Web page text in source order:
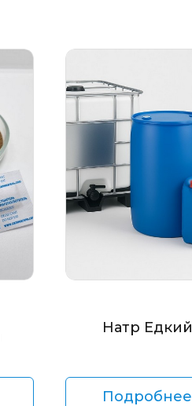
Натр Едкий
Подробнее